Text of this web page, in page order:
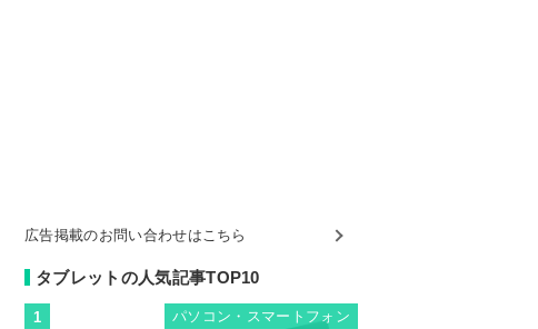
広告掲載のお問い合わせはこちら
タブレットの人気記事TOP10
1 パソコン・スマートフォン